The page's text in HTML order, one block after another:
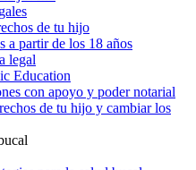
de tu hijo
a partir de los 18 años
legal
Education
con apoyo y poder notarial
de tu hijo y cambiar los